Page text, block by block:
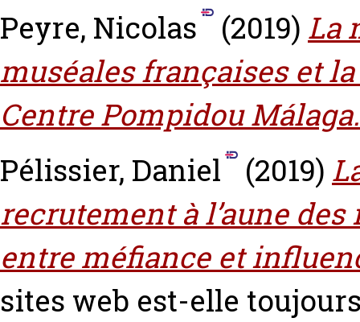
Peyre, Nicolas (2019) La
muséales françaises et
Centre Pompidou Málaga.
Pélissier, Daniel
(2019)
recrutement à l’aune
entre méfiance et
sites web est-elle